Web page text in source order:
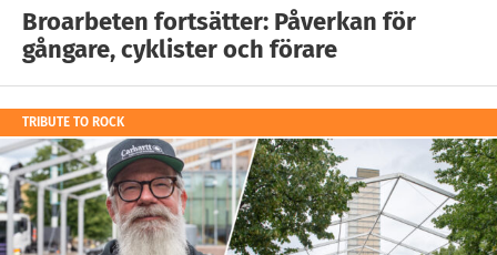
Broarbeten fortsätter: Påverkan för
gångare, cyklister och förare
TRIBUTE TO ROCK